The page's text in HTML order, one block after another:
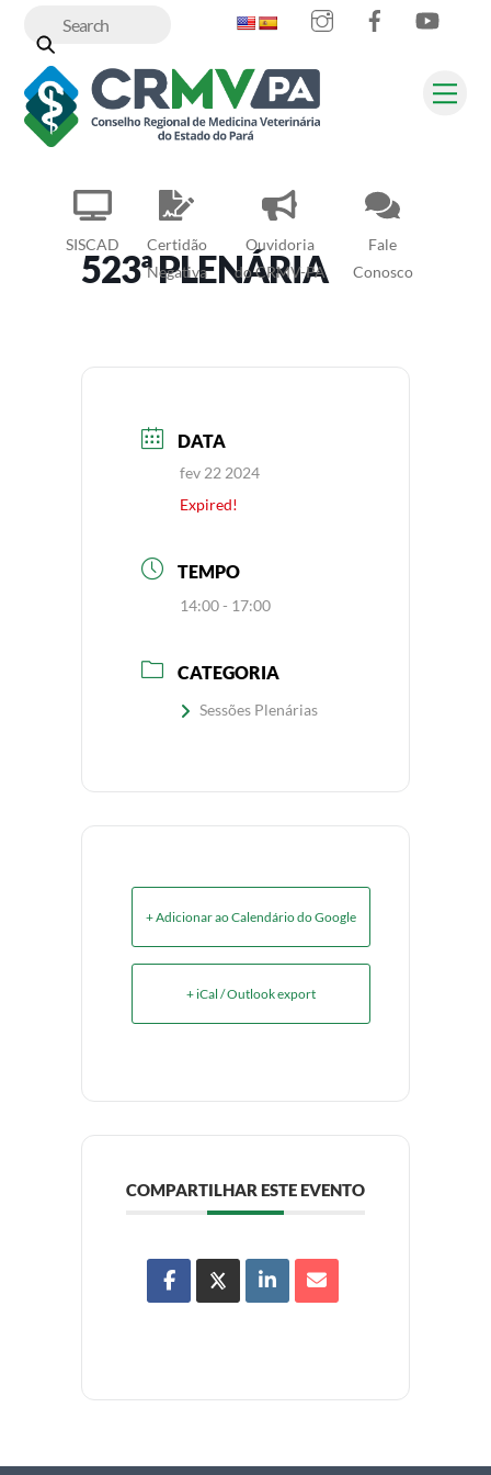
content
SISCAD
Certidão
Negativa
Ouvidoria
do CRMV-PA
Fale
Conosco
InstagramFacebook
523ª PLENÁRIA
DATA
fev 22 2024
Expired!
TEMPO
14:00 - 17:00
CATEGORIA
Sessões Plenárias
+ Adicionar ao Calendário do Google
+ iCal / Outlook export
COMPARTILHAR ESTE EVENTO